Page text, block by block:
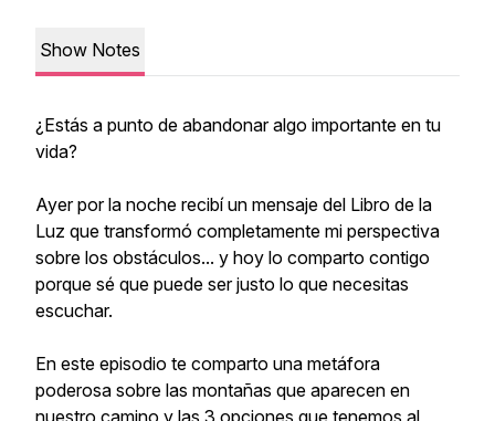
Show Notes
¿Estás a punto de abandonar algo importante en tu
vida?
Ayer por la noche recibí un mensaje del Libro de la
Luz que transformó completamente mi perspectiva
sobre los obstáculos... y hoy lo comparto contigo
porque sé que puede ser justo lo que necesitas
escuchar.
En este episodio te comparto una metáfora
poderosa sobre las montañas que aparecen en
nuestro camino y las 3 opciones que tenemos al